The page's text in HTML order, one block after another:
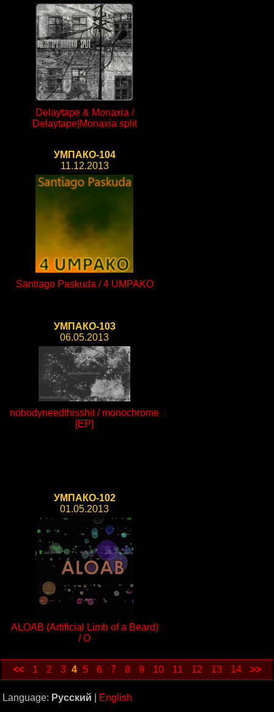
Delaytape & Monaxia /
Delaytape|Monaxia split
УМПАКО-104
11.12.2013
Santiago Paskuda / 4 UMPAKO
УМПАКО-103
06.05.2013
nobodyneedthisshit / monochrome
[EP]
УМПАКО-102
01.05.2013
ALOAB (Artificial Limb of a Beard)
/ O
<< 1 2 3 4 5 6 7 8 9 10 11 12 13 14 >>
Language: Русский English